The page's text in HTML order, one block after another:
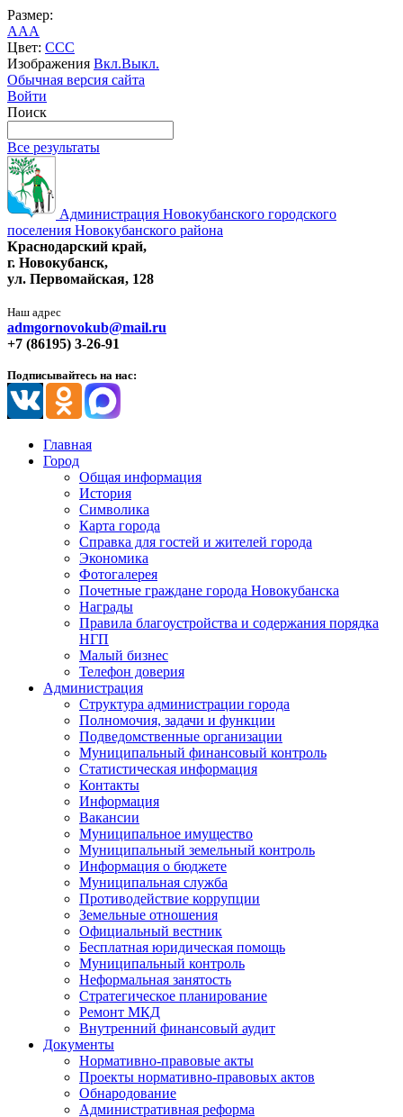
Размер:
AAA
Цвет: CCC
Изображения Вкл.Выкл.
Обычная версия сайта
Войти
Поиск
Все результаты
Администрация Новокубанского городского
поселения Новокубанского района
Краснодарский край,
г. Новокубанск,
ул. Первомайская, 128
Наш адрес
admgornovokub@mail.ru
+7 (86195) 3-26-91
Подписывайтесь на нас:
Главная
Город
Общая информация
История
Символика
Карта города
Справка для гостей и жителей города
Экономика
Фотогалерея
Почетные граждане города Новокубанска
Награды
Правила благоустройства и содержания порядка
НГП
Малый бизнес
Телефон доверия
Администрация
Структура администрации города
Полномочия, задачи и функции
Подведомственные организации
Муниципальный финансовый контроль
Статистическая информация
Контакты
Информация
Вакансии
Муниципальное имущество
Муниципальный земельный контроль
Информация о бюджете
Муниципальная служба
Противодействие коррупции
Земельные отношения
Официальный вестник
Бесплатная юридическая помощь
Муниципальный контроль
Неформальная занятость
Стратегическое планирование
Ремонт МКД
Внутренний финансовый аудит
Документы
Нормативно-правовые акты
Проекты нормативно-правовых актов
Обнародование
Административная реформа